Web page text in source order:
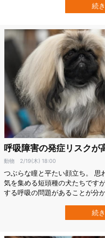
ん。 なんとなく犬は困っている
くれるけれど、猫は手伝ってく
続
呼吸障害の発症リスクが
動物 2/19(木) 18:00
つぶらな瞳と平たい顔立ち。 思
気を集める短頭種の犬たちです
する呼吸の問題があることが分
犬を調査。 その結果、12の犬
です。 その具体的な12の犬種
続